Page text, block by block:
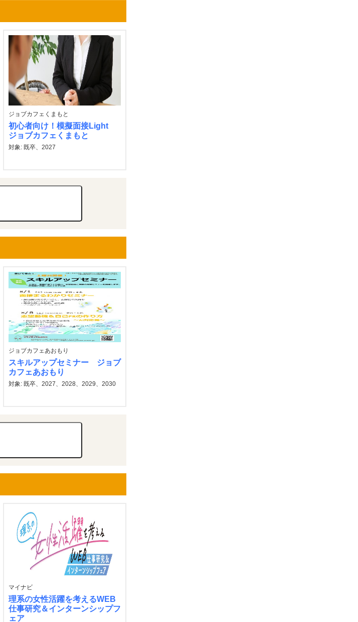
ジョブカフェくまもと
初心者向け！模擬面接Light
ジョブカフェくまもと
対象: 既卒、2027
ジョブカフェあおもり
スキルアップセミナー ジョブ
カフェあおもり
対象: 既卒、2027、2028、2029、2030
マイナビ
理系の女性活躍を考えるWEB
仕事研究＆インターンシップフ
ェア